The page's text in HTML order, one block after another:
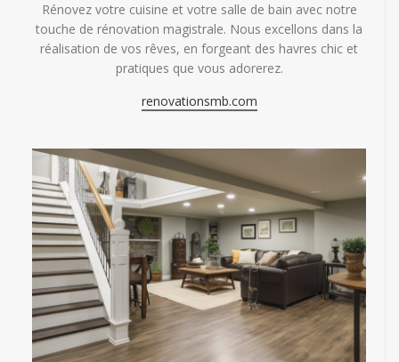
Rénovez votre cuisine et votre salle de bain avec notre
touche de rénovation magistrale. Nous excellons dans la
réalisation de vos rêves, en forgeant des havres chic et
pratiques que vous adorerez.
renovationsmb.com